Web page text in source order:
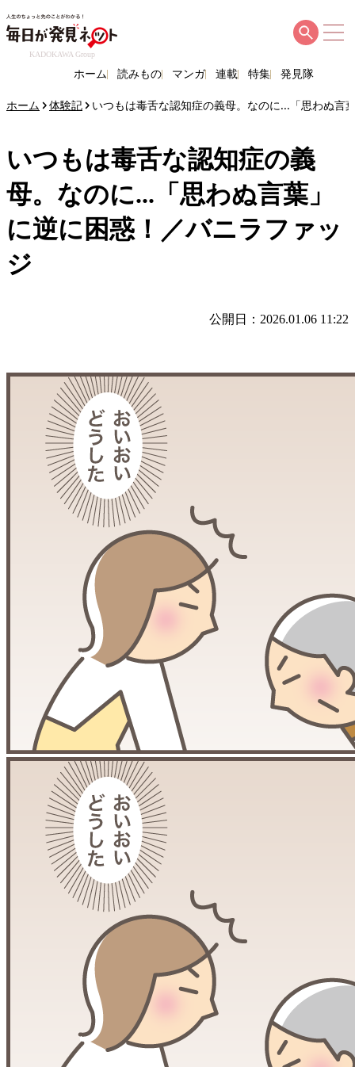
KADOKAWA Group
ホーム 読みもの マンガ 連載 特集 発見隊
ホーム 体験記 いつもは毒舌な認知症の義母。なのに...「思わぬ言
いつもは毒舌な認知症の義
母。なのに...「思わぬ言葉」
に逆に困惑！／バニラファッ
ジ
公開日：2026.01.06 11:22